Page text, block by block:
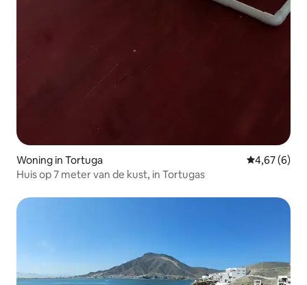
Woning in Tortuga Gemiddelde
4,67 (6)
Huis op 7 meter van de kust, in Tortugas